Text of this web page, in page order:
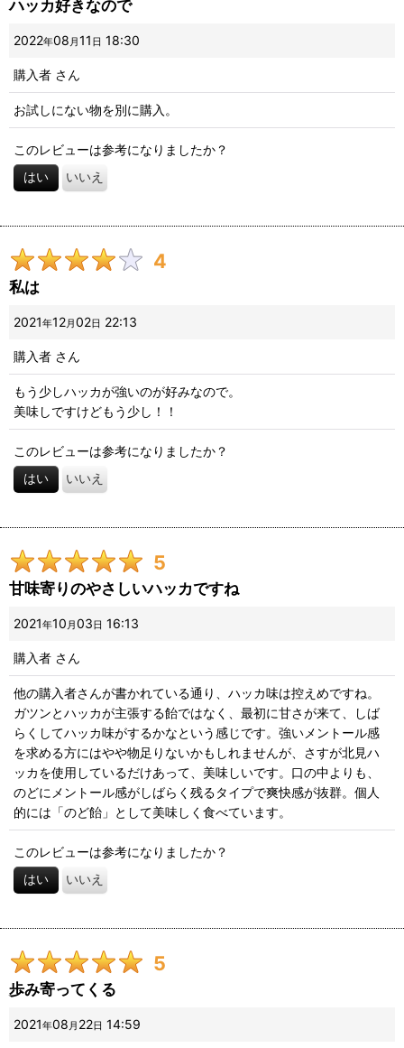
ハッカ好きなので
2022年08 月 11 日 18:30
購入者 さん
お試しにない物を別に購入。
このレビューは参考になりましたか？
はい いいえ
4
私は
2021年12月 02日 22:13
購入者 さん
もう少しハッカが強いのが好みなので。
美味しですけどもう少し！！
このレビューは参考になりましたか？
はい いいえ
5
甘味寄りのやさしいハッカですね
2021年10 月 03 日 16:13
購入者 さん
他の購入者さんが書かれている通り、ハッカ味は控えめですね。
ガツンとハッカが主張する飴ではなく、最初に甘さが来て、しば
らくしてハッカ味がするかなという感じです。強いメントール感
を求める方にはやや物足りないかもしれませんが、さすが北見ハ
ッカを使用しているだけあって、美味しいです。口の中よりも、
のどにメントール感がしばらく残るタイプで爽快感が抜群。個人
的には「のど飴」として美味しく食べています。
このレビューは参考になりましたか？
はい いいえ
5
歩み寄ってくる
2021年08 月 22日 14:59